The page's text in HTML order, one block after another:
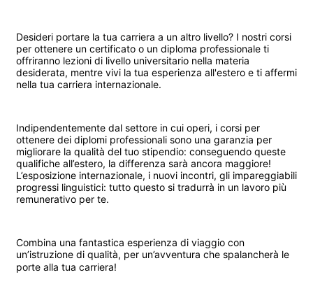
Desideri portare la tua carriera a un altro livello? I nostri corsi
per ottenere un certificato o un diploma professionale ti
offriranno lezioni di livello universitario nella materia
desiderata, mentre vivi la tua esperienza all'estero e ti affermi
nella tua carriera internazionale.
Indipendentemente dal settore in cui operi, i corsi per
ottenere dei diplomi professionali sono una garanzia per
migliorare la qualità del tuo stipendio: conseguendo queste
qualifiche all’estero, la differenza sarà ancora maggiore!
L’esposizione internazionale, i nuovi incontri, gli impareggiabili
progressi linguistici: tutto questo si tradurrà in un lavoro più
remunerativo per te.
Combina una fantastica esperienza di viaggio con
un’istruzione di qualità, per un’avventura che spalancherà le
porte alla tua carriera!